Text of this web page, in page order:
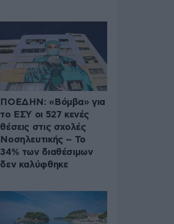
ΠΟΕΔΗΝ: «Βόμβα» για
το ΕΣΥ οι 527 κενές
θέσεις στις σχολές
Νοσηλευτικής – Το
34% των διαθέσιμων
δεν καλύφθηκε